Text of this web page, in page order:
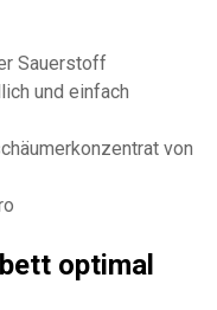
Sauerstoff
und einfach
von
optimal